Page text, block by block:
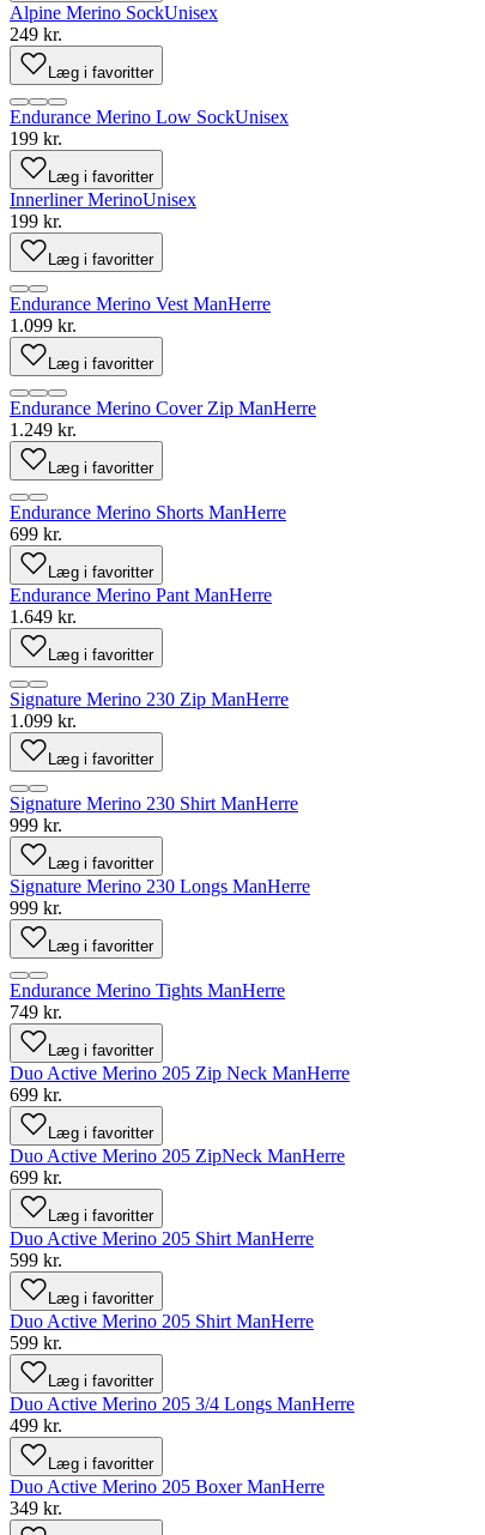
Alpine Merino SockUnisex
249 kr.
Læg i favoritter
Endurance Merino Low SockUnisex
199 kr.
Læg i favoritter
Innerliner MerinoUnisex
199 kr.
Læg i favoritter
Endurance Merino Vest ManHerre
1.099 kr.
Læg i favoritter
Endurance Merino Cover Zip ManHerre
1.249 kr.
Læg i favoritter
Endurance Merino Shorts ManHerre
699 kr.
Læg i favoritter
Endurance Merino Pant ManHerre
1.649 kr.
Læg i favoritter
Signature Merino 230 Zip ManHerre
1.099 kr.
Læg i favoritter
Signature Merino 230 Shirt ManHerre
999 kr.
Læg i favoritter
Signature Merino 230 Longs ManHerre
999 kr.
Læg i favoritter
Endurance Merino Tights ManHerre
749 kr.
Læg i favoritter
Duo Active Merino 205 Zip Neck ManHerre
699 kr.
Læg i favoritter
Duo Active Merino 205 ZipNeck ManHerre
699 kr.
Læg i favoritter
Duo Active Merino 205 Shirt ManHerre
599 kr.
Læg i favoritter
Duo Active Merino 205 Shirt ManHerre
599 kr.
Læg i favoritter
Duo Active Merino 205 3/4 Longs ManHerre
499 kr.
Læg i favoritter
Duo Active Merino 205 Boxer ManHerre
349 kr.